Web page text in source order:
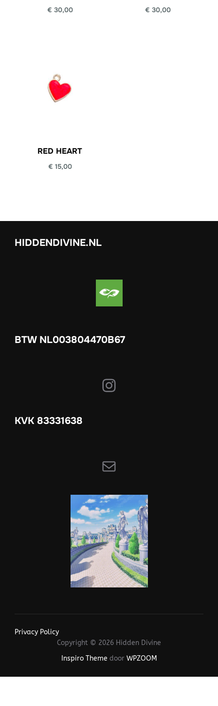
€ 30,00 € 30,00
RED HEART
€ 15,00
HIDDENDIVINE.NL
BTW NL003804470B67
Instagram
KVK 83331638
E-mail
Privacy Policy
Copyright © 2026 Hidden Divine
Inspiro Theme door WPZOOM